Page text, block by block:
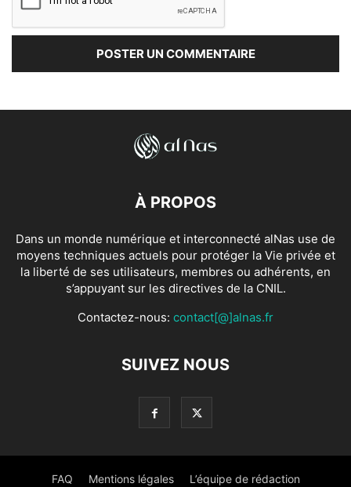
À PROPOS
Dans un monde numérique et interconnecté alNas use de
moyens techniques actuels pour protéger la Vie privée et
la liberté de ses utilisateurs, membres ou adhérents, en
s’appuyant sur les directives de la CNIL.
Contactez-nous: contact[@]alnas.fr
SUIVEZ NOUS
FAQ Mentions légales L’équipe de rédaction